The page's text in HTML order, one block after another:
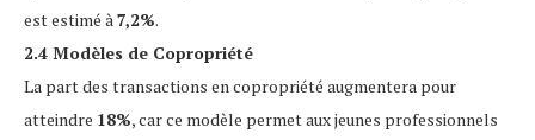
est estimé à7,2%.
2.4 Modèles de Copropriété
La part des transactions en copropriété augmentera pour
atteindre 18%, car ce modèle permet aux jeunes professionnels